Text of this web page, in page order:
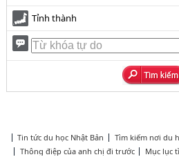
Tỉnh thành
Tin tức du học Nhật Bản Tìm kiếm nơi du
Thông điệp của anh chị đi trước
Mục lục